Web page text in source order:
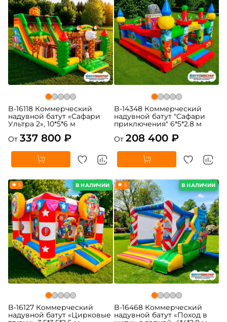
B-16118 Коммерческий
надувной батут «Сафари
Ультра 2», 10*5*6 м
От 337 800 ₽
B-14348 Коммерческий
надувной батут "Сафари
приключения" 6*5*2.8 м
От 208 400 ₽
В НАЛИЧИИ
5
B-16127 Коммерческий
надувной батут «Цирковые
В НАЛИЧИИ
5
B-16468 Коммерческий
надувной батут «Поход в